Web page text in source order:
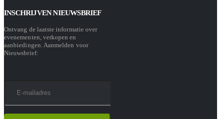
INSCHRIJVEN NIEUWSBRIEF
Ontvang de laatste informatie over
evenementen, verkopen en
aanbiedingen. Aanmelden voor
Nieuwsbrief: